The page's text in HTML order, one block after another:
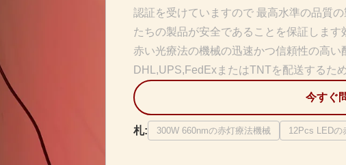
認証を受けていますので 最高水準の品質
たちの製品が安全であることを保証しま
赤い光療法の機械の迅速かつ信頼性の高
DHL,UPS,FedExまたはTNTを配送するた
今すぐ
札: 300W 660nmの赤灯療法機械 12Pcs LEDの